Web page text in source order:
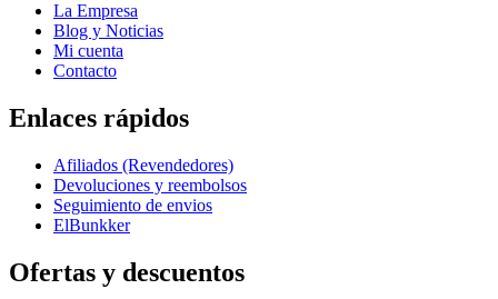
La Empresa
Blog y Noticias
Mi cuenta
Contacto
Enlaces rápidos
Afiliados (Revendedores)
Devoluciones y reembolsos
Seguimiento de envios
ElBunkker
Ofertas y descuentos